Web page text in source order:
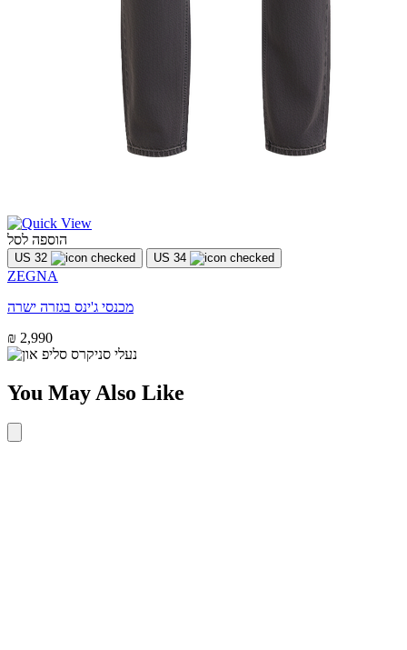
הוספה לסל
US 32 US 34
ZEGNA
מכנסי ג'ינס בגזרה ישרה
₪ 2,990
You May Also Like